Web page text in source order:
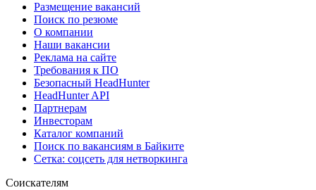
Размещение вакансий
Поиск по резюме
О компании
Наши вакансии
Реклама на сайте
Требования к ПО
Безопасный HeadHunter
HeadHunter API
Партнерам
Инвесторам
Каталог компаний
Поиск по вакансиям в Байките
Сетка: соцсеть для нетворкинга
Соискателям